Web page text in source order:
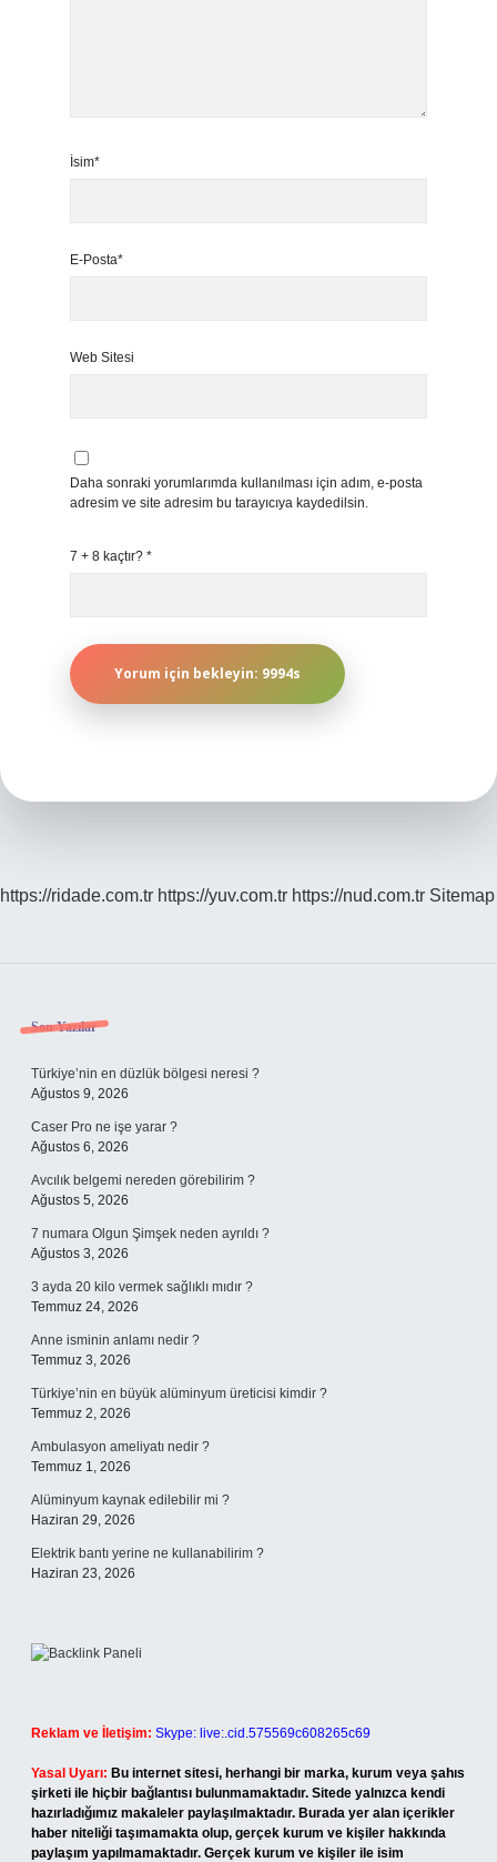
İsim*
E-Posta*
Web Sitesi
Daha sonraki yorumlarımda kullanılması için adım, e-posta
adresim ve site adresim bu tarayıcıya kaydedilsin.
7 + 8 kaçtır? *
https://ridade.com.tr https://yuv.com.tr https://nud.com.tr Sitemap
Sidebar
Son Yazılar
Türkiye’nin en düzlük bölgesi neresi ?
Ağustos 9, 2026
Caser Pro ne işe yarar ?
Ağustos 6, 2026
Avcılık belgemi nereden görebilirim ?
Ağustos 5, 2026
7 numara Olgun Şimşek neden ayrıldı ?
Ağustos 3, 2026
3 ayda 20 kilo vermek sağlıklı mıdır ?
Temmuz 24, 2026
Anne isminin anlamı nedir ?
Temmuz 3, 2026
Türkiye’nin en büyük alüminyum üreticisi kimdir ?
Temmuz 2, 2026
Ambulasyon ameliyatı nedir ?
Temmuz 1, 2026
Alüminyum kaynak edilebilir mi ?
Haziran 29, 2026
Elektrik bantı yerine ne kullanabilirim ?
Haziran 23, 2026
Reklam ve İletişim: Skype: live:.cid.575569c608265c69
Yasal Uyarı: Bu internet sitesi, herhangi bir marka, kurum veya şahıs
şirketi ile hiçbir bağlantısı bulunmamaktadır. Sitede yalnızca kendi
hazırladığımız makaleler paylaşılmaktadır. Burada yer alan içerikler
haber niteliği taşımamakta olup, gerçek kurum ve kişiler hakkında
paylaşım yapılmamaktadır. Gerçek kurum ve kişiler ile isim